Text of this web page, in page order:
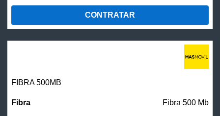
CONTRATAR
FIBRA500MB
Fibra 500 Mb